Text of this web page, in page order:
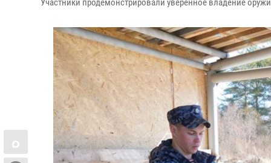
Участники продемонстрировали уверенное владение